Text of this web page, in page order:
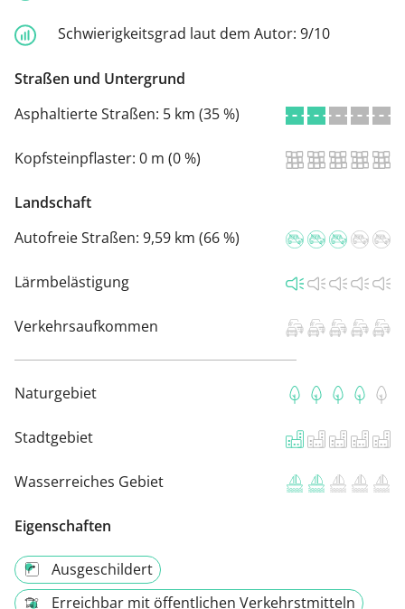
Schwierigkeitsgrad laut dem Autor: 9/10
Straßen und Untergrund
Asphaltierte Straßen: 5 km (35 %)
Kopfsteinpflaster: 0 m (0 %)
Landschaft
Autofreie Straßen: 9,59 km (66 %)
Lärmbelästigung
Verkehrsaufkommen
Naturgebiet
Stadtgebiet
Wasserreiches Gebiet
Eigenschaften
Ausgeschildert
Erreichbar mit öffentlichen Verkehrstmitteln